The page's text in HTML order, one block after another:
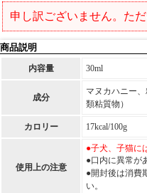
申し訳ございません。た
商品説明
内容量 30ml
成分
マヌカハニー
類粘質物）
カロリー 17kcal/100g
使用上の注意
●子犬、子猫に
●口内に異常が
●開封後は消費
い。